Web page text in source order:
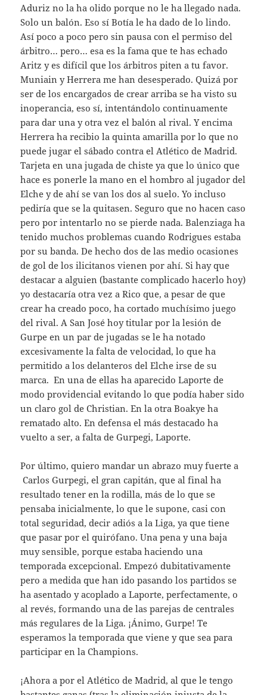
Aduriz no la ha olido porque no le ha llegado nada.
Solo un balón. Eso sí Botía le ha dado de lo lindo.
Así poco a poco pero sin pausa con el permiso del
árbitro… pero… esa es la fama que te has echado
Aritz y es difícil que los árbitros piten a tu favor.
Muniain y Herrera me han desesperado. Quizá por
ser de los encargados de crear arriba se ha visto su
inoperancia, eso sí, intentándolo continuamente
para dar una y otra vez el balón al rival. Y encima
Herrera ha recibio la quinta amarilla por lo que no
puede jugar el sábado contra el Atlético de Madrid.
Tarjeta en una jugada de chiste ya que lo único que
hace es ponerle la mano en el hombro al jugador del
Elche y de ahí se van los dos al suelo. Yo incluso
pediría que se la quitasen. Seguro que no hacen caso
pero por intentarlo no se pierde nada. Balenziaga ha
tenido muchos problemas cuando Rodrigues estaba
por su banda. De hecho dos de las medio ocasiones
de gol de los ilicitanos vienen por ahí. Si hay que
destacar a alguien (bastante complicado hacerlo hoy)
yo destacaría otra vez a Rico que, a pesar de que
crear ha creado poco, ha cortado muchísimo juego
del rival. A San José hoy titular por la lesión de
Gurpe en un par de jugadas se le ha notado
excesivamente la falta de velocidad, lo que ha
permitido a los delanteros del Elche irse de su
marca. En una de ellas ha aparecido Laporte de
modo providencial evitando lo que podía haber sido
un claro gol de Christian. En la otra Boakye ha
rematado alto. En defensa el más destacado ha
vuelto a ser, a falta de Gurpegi, Laporte.
Por último, quiero mandar un abrazo muy fuerte a
Carlos Gurpegi, el gran capitán, que al final ha
resultado tener en la rodilla, más de lo que se
pensaba inicialmente, lo que le supone, casi con
total seguridad, decir adiós a la Liga, ya que tiene
que pasar por el quirófano. Una pena y una baja
muy sensible, porque estaba haciendo una
temporada excepcional. Empezó dubitativamente
pero a medida que han ido pasando los partidos se
ha asentado y acoplado a Laporte, perfectamente, o
al revés, formando una de las parejas de centrales
más regulares de la Liga. ¡Ánimo, Gurpe! Te
esperamos la temporada que viene y que sea para
participar en la Champions.
¡Ahora a por el Atlético de Madrid, al que le tengo